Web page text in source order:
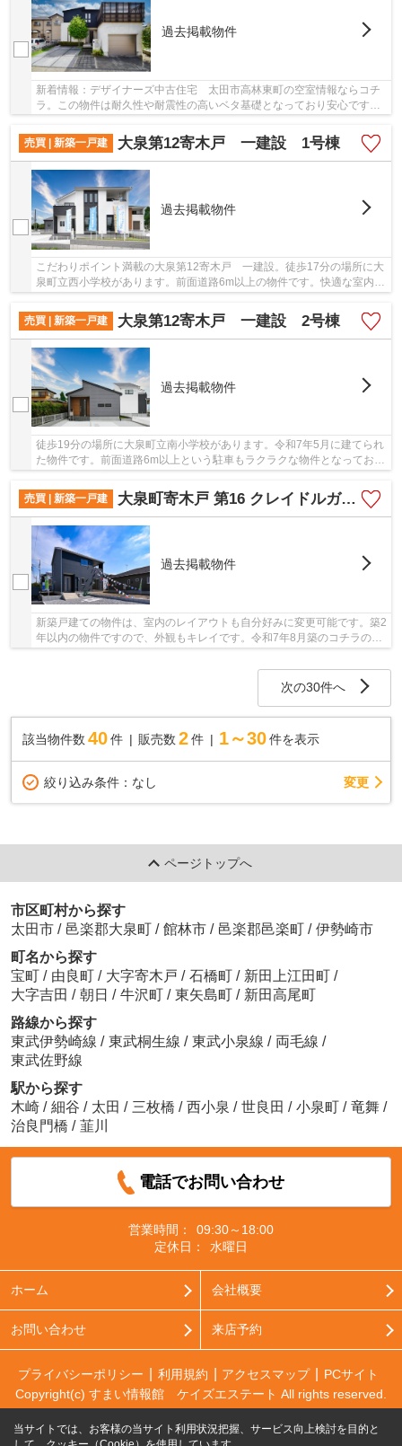
過去掲載物件
新着情報：デザイナーズ中古住宅 太田市高林東町の空室情報ならコチ
ラ。この物件は耐久性や耐震性の高いベタ基礎となっており安心です。
売買 | 新築一戸建
大泉第12寄木戸 一建設 1号棟
過去掲載物件
こだわりポイント満載の大泉第12寄木戸 一建設。徒歩17分の場所に大
泉町立西小学校があります。前面道路6m以上の物件です。快適な室内と
売買 | 新築一戸建
大泉第12寄木戸 一建設 2号棟
過去掲載物件
徒歩19分の場所に大泉町立南小学校があります。令和7年5月に建てられ
た物件です。前面道路6m以上という駐車もラクラクな物件となっており
売買 | 新築一戸建
大泉町寄木戸 第16 クレイドルガーデン 2号棟
過去掲載物件
新築戸建ての物件は、室内のレイアウトも自分好みに変更可能です。築2
年以内の物件ですので、外観もキレイです。令和7年8月築のコチラの物
次の30件へ
該当物件数 40件 販売数 2 件 1～30 件を表示
絞り込み条件： なし 変更
ページトップへ
市区町村から探す
太田市 / 邑楽郡大泉町 / 館林市 / 邑楽郡邑楽町 / 伊勢崎市
町名から探す
宝町 / 由良町 / 大字寄木戸 / 石橋町 / 新田上江田町 /
大字吉田 / 朝日 / 牛沢町 / 東矢島町 / 新田高尾町
路線から探す
東武伊勢崎線 / 東武桐生線 / 東武小泉線 / 両毛線 /
東武佐野線
駅から探す
木崎 / 細谷 / 太田 / 三枚橋 / 西小泉 / 世良田 / 小泉町 / 竜舞 /
治良門橋 / 韮川
電話でお問い合わせ
営業時間：
09:30～18:00
定休日：
水曜日
ホーム 会社概要
お問い合わせ 来店予約
プライバシーポリシー 利用規約 アクセスマップ
PCサイト
Copyright(c) すまい情報館 ケイズエステート All rights reserved.
当サイトでは、お客様の当サイト利用状況把握、サービス向上検討を目的と